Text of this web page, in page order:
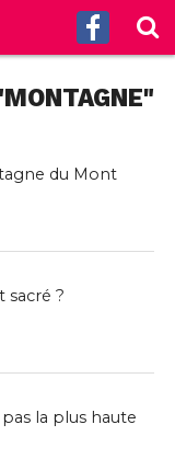
du Mont
sacré ?
pas la plus haute